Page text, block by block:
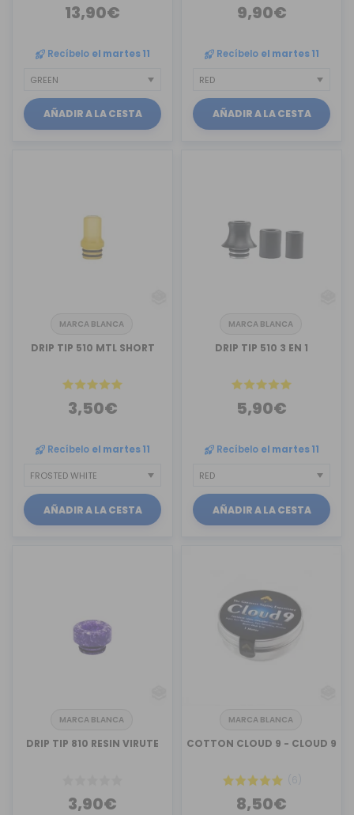
13,90€
Recíbelo el martes 11
AÑADIR A LA CESTA
9,90€
Recíbelo el martes 11
AÑADIR A LA CESTA
MARCA BLANCA
DRIP TIP 510 MTL SHORT
3,50€
Recíbelo el martes 11
AÑADIR A LA CESTA
MARCA BLANCA
DRIP TIP 510 3 EN 1
5,90€
Recíbelo el martes 11
AÑADIR A LA CESTA
MARCA BLANCA
DRIP TIP 810 RESIN VIRUTE
3,90€
MARCA BLANCA
COTTON CLOUD 9 - CLOUD 9
(6)
8,50€